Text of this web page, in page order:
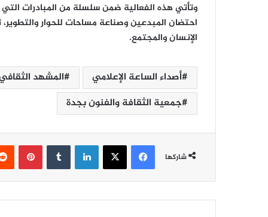
وتأتي هذه الفعالية ضمن سلسلة من المبادرات
احتضان المبدعين وصناعة مساحات للحوار
الإنسان والمجتمع.
أصداء الساعة الإعلامي
المشهد
جمعية الثقافة والفنون بجدة
شاركها
فيسبوك ‫X لينكدإن بينتيريست